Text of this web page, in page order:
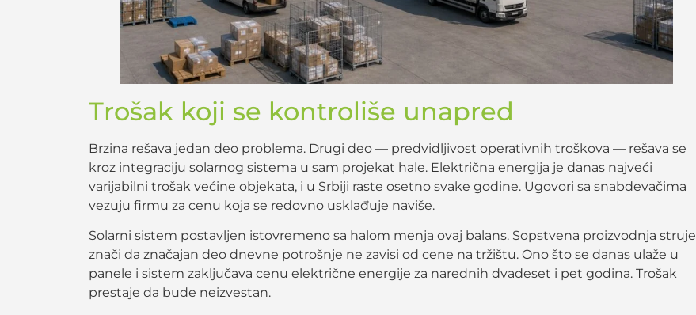
Trošak koji se kontroliše unapred
Brzina rešava jedan deo problema. Drugi deo — predvidljivost operativnih troškova — rešava se
kroz integraciju solarnog sistema u sam projekat hale. Električna energija je danas najveći
varijabilni trošak većine objekata, i u Srbiji raste osetno svake godine. Ugovori sa snabdevačima
vezuju firmu za cenu koja se redovno usklađuje naviše.
Solarni sistem postavljen istovremeno sa halom menja ovaj balans. Sopstvena proizvodnja struje
znači da značajan deo dnevne potrošnje ne zavisi od cene na tržištu. Ono što se danas ulaže u
panele i sistem zaključava cenu električne energije za narednih dvadeset i pet godina. Trošak
prestaje da bude neizvestan.